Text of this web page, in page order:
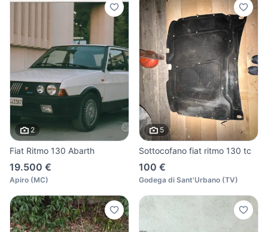
2
Fiat Ritmo 130 Abarth
19.500 €
Apiro (MC)
5
Sottocofano fiat ritmo 130 tc
100 €
Godega di Sant'Urbano (TV)